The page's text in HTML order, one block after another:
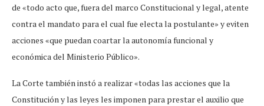
de «todo acto que, fuera del marco Constitucional y legal, atente
contra el mandato para el cual fue electa la postulante» y eviten
acciones «que puedan coartar la autonomía funcional y
económica del Ministerio Público».
La Corte también instó a realizar «todas las acciones que la
Constitución y las leyes les imponen para prestar el auxilio que